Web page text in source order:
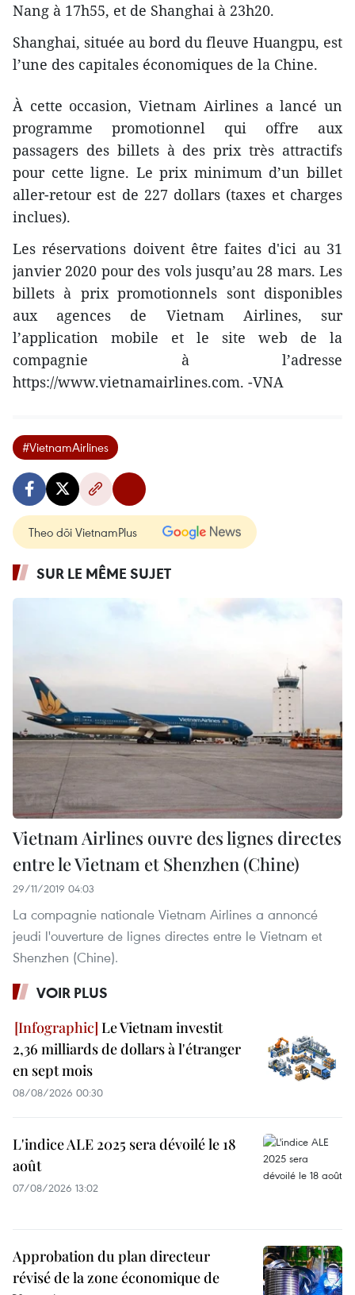
Nang à 17h55, et de Shanghai à 23h20.
Shanghai, située au bord du fleuve Huangpu, est
l’une des capitales économiques de la Chine.
À cette occasion, Vietnam Airlines a lancé un
programme promotionnel qui offre aux
passagers des billets à des prix très attractifs
pour cette ligne. Le prix minimum d’un billet
aller-retour est de 227 dollars (taxes et charges
inclues).
Les réservations doivent être faites d'ici au 31
janvier 2020 pour des vols jusqu’au 28 mars. Les
billets à prix promotionnels sont disponibles
aux agences de Vietnam Airlines, sur
l’application mobile et le site web de la
compagnie à l’adresse
https://www.vietnamairlines.com. -VNA
#VietnamAirlines
Theo dõi VietnamPlus
SUR LE MÊME SUJET
Vietnam Airlines ouvre des lignes directes
entre le Vietnam et Shenzhen (Chine)
29/11/2019 04:03
La compagnie nationale Vietnam Airlines a annoncé
jeudi l'ouverture de lignes directes entre le Vietnam et
Shenzhen (Chine).
VOIR PLUS
Le Vietnam investit
2,36 milliards de dollars à l'étranger
en sept mois
08/08/2026 00:30
L'indice ALE 2025 sera dévoilé le 18
août
07/08/2026 13:02
Approbation du plan directeur
révisé de la zone économique de